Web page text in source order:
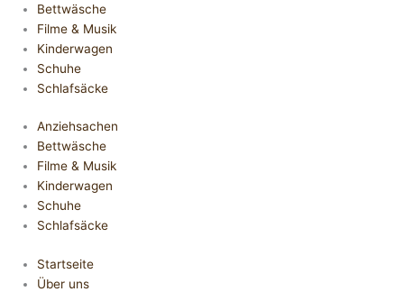
Bettwäsche
Filme & Musik
Kinderwagen
Schuhe
Schlafsäcke
Anziehsachen
Bettwäsche
Filme & Musik
Kinderwagen
Schuhe
Schlafsäcke
Startseite
Über uns